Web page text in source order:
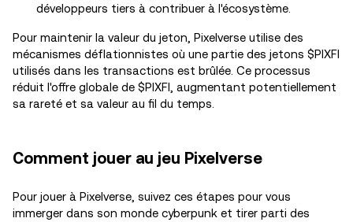
développeurs tiers à contribuer à l'écosystème.
Pour maintenir la valeur du jeton, Pixelverse utilise des
mécanismes déflationnistes où une partie des jetons $PIXFI
utilisés dans les transactions est brûlée. Ce processus
réduit l'offre globale de $PIXFI, augmentant potentiellement
sa rareté et sa valeur au fil du temps.
Comment jouer au jeu Pixelverse
Pour jouer à Pixelverse, suivez ces étapes pour vous
immerger dans son monde cyberpunk et tirer parti des